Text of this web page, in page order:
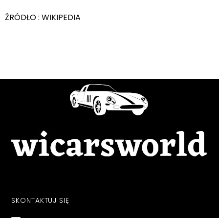
ŹRÓDŁO : WIKIPEDIA
SKONTAKTUJ SIĘ